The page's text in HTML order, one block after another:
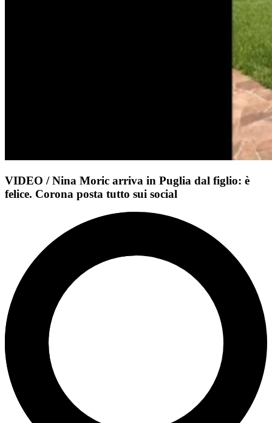
VIDEO / Nina Moric arriva in Puglia dal figlio: è
felice. Corona posta tutto sui social